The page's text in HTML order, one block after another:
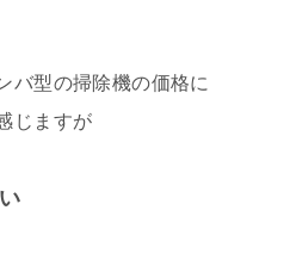
バ型の掃除機の価格に
じますが